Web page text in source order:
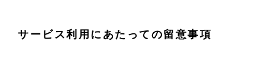
サービス利用にあたっての留意事項